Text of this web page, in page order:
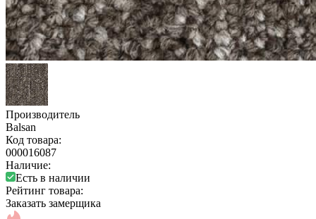
Производитель
Balsan
Код товара:
000016087
Наличие:
Есть в наличии
Рейтинг товара:
Заказать замерщика